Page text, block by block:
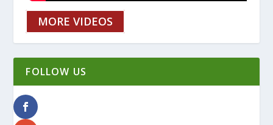
MORE VIDEOS
FOLLOW US